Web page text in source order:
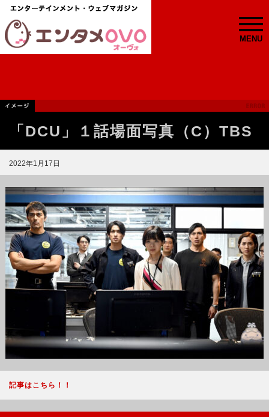
MENU
「DCU」１話場面写真（C）TBS
2022年1月17日
記事はこちら！！